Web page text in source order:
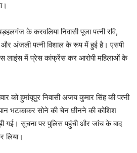
के करवलिया निवासी पूजा पत्नी रवि,
और अंजली पत्नी विशाल के रूप में हुई है। एसपी
लाइंस में प्रेस कांफ्रेंस कर आरोपी महिलाओं के
को हुमांयूपुर निवासी अजय कुमार सिंह की पत्नी
भटकाकर सोने की चेन छीनने की कोशिश
गई। सूचना पर पुलिस पहुंची और जांच के बाद
लिया।